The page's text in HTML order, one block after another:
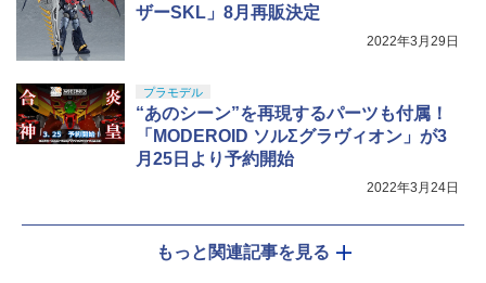
ザーSKL」8月再販決定
2022年3月29日
プラモデル
“あのシーン”を再現するパーツも付属！
「MODEROID ソルΣグラヴィオン」が3
月25日より予約開始
2022年3月24日
もっと関連記事を見る